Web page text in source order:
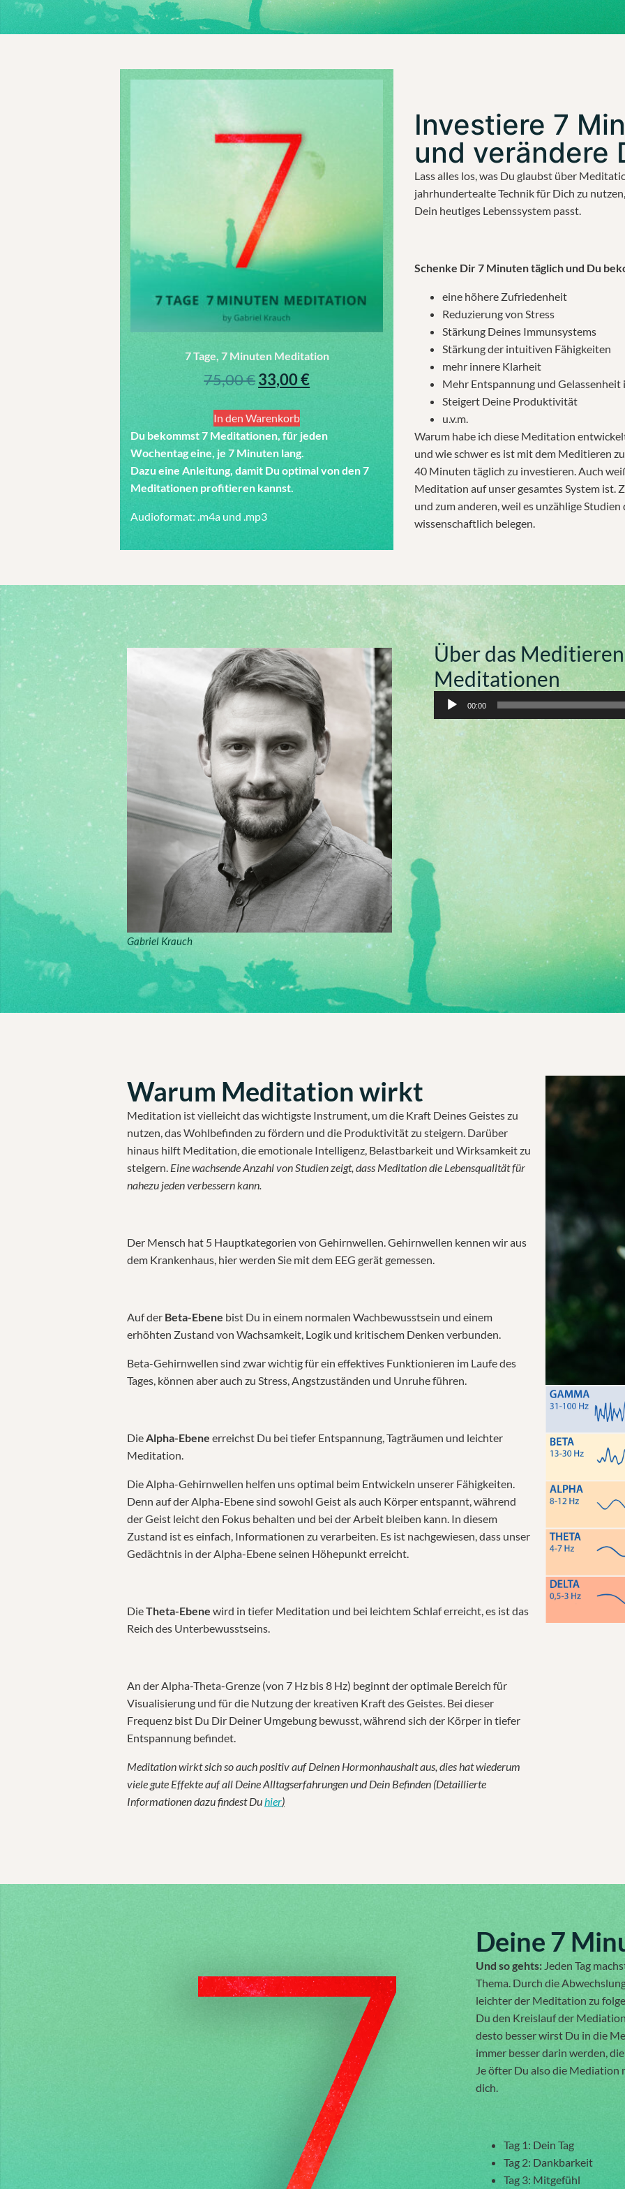
7 Tage, 7 Minuten Meditation
75,00€33,00€
In den Warenkorb
Du bekommst 7 Meditationen, für jeden
Wochentag eine, je 7 Minuten lang.
Dazu eine Anleitung, damit Du optimal von den 7
Meditationen profitieren kannst.
Audioformat: .m4a und .mp3
Investiere 7
und verändere
Lass alles los, was Du glaubst über
jahrhundertealte Technik für Dich zu
Dein heutiges Lebenssystem passt.
Schenke Dir 7 Minuten täglich und Du
eine höhere Zufriedenheit
Reduzierung von Stress
Stärkung Deines Immunsystems
Stärkung der intuitiven Fähigkeiten
mehr innere Klarheit
Mehr Entspannung und Gelassenheit
Steigert Deine Produktivität
u.v.m.
Warum habe ich diese Meditation
und wie schwer es ist mit dem Meditieren
40 Minuten täglich zu investieren. Auch
Meditation auf unser gesamtes System ist.
und zum anderen, weil es unzählige
wissenschaftlich belegen.
Gabriel Krauch
Über das
Meditationen
Audio-
00:00
Warum Meditation wirkt
Meditation ist vielleicht das wichtigste Instrument, um die Kraft Deines Geistes zu
nutzen, das Wohlbefinden zu fördern und die Produktivität zu steigern. Darüber
hinaus hilft Meditation, die emotionale Intelligenz, Belastbarkeit und Wirksamkeit zu
steigern. Eine wachsende Anzahl von Studien zeigt, dass Meditation die Lebensqualität für
nahezu jeden verbessern kann.
Der Mensch hat 5 Hauptkategorien von Gehirnwellen. Gehirnwellen kennen wir aus
dem Krankenhaus, hier werden Sie mit dem EEG gerät gemessen.
Auf der Beta-Ebene bist Du in einem normalen Wachbewusstsein und einem
erhöhten Zustand von Wachsamkeit, Logik und kritischem Denken verbunden.
Beta-Gehirnwellen sind zwar wichtig für ein effektives Funktionieren im Laufe des
Tages, können aber auch zu Stress, Angstzuständen und Unruhe führen.
DieAlpha-Ebene erreichst Du bei tiefer Entspannung, Tagträumen und leichter
Meditation.
Die Alpha-Gehirnwellen helfen uns optimal beim Entwickeln unserer Fähigkeiten.
Denn auf der Alpha-Ebene sind sowohl Geist als auch Körper entspannt, während
der Geist leicht den Fokus behalten und bei der Arbeit bleiben kann. In diesem
Zustand ist es einfach, Informationen zu verarbeiten. Es ist nachgewiesen, dass unser
Gedächtnis in der Alpha-Ebene seinen Höhepunkt erreicht.
DieTheta-Ebene wird in tiefer Meditation und bei leichtem Schlaf erreicht, es ist das
Reich des Unterbewusstseins.
An der Alpha-Theta-Grenze (von 7 Hz bis 8 Hz) beginnt der optimale Bereich für
Visualisierung und für die Nutzung der kreativen Kraft des Geistes. Bei dieser
Frequenz bist Du Dir Deiner Umgebung bewusst, während sich der Körper in tiefer
Entspannung befindet.
Meditation wirkt sich so auch positiv auf Deinen Hormonhaushalt aus, dies hat wiederum
viele gute Effekte auf all Deine Alltagserfahrungen und Dein Befinden (Detaillierte
Informationen dazu findest Duhier)
Deine 7
Und so gehts: Jeden Tag
Thema. Durch die
leichter der Meditation zu
Du den Kreislauf der
desto besser wirst Du in die
immer besser darin werden,
Je öfter Du also die Mediation
dich.
Tag 1: Dein Tag
Tag 2: Dankbarkeit
Tag 3: Mitgefühl